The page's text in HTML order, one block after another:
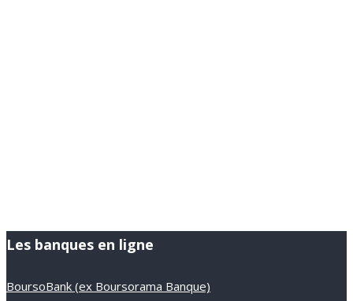
Les banques en ligne
BoursoBank (ex Boursorama Banque)